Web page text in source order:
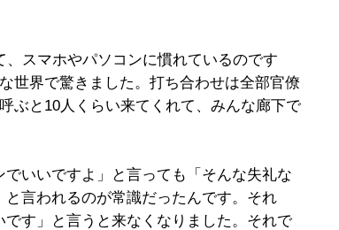
スマホやパソコンに慣れているのです
世界で驚きました。打ち合わせは全部官僚
ぶと10人くらい来てくれて、みんな廊下で
いいですよ」と言っても「そんな失礼な
言われるのが常識だったんです。それ
す」と言うと来なくなりました。それで